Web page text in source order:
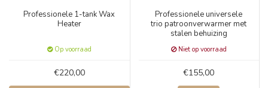
Professionele 1-tank Wax
Heater
Op voorraad
€220,00
Professionele universele
trio patroonverwarmer met
stalen behuizing
Niet op voorraad
€155,00